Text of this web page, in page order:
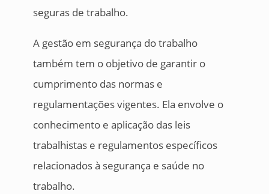
seguras de trabalho.
A gestão em segurança do trabalho
também tem o objetivo de garantir o
cumprimento das normas e
regulamentações vigentes. Ela envolve o
conhecimento e aplicação das leis
trabalhistas e regulamentos específicos
relacionados à segurança e saúde no
trabalho.